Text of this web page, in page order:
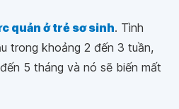
quản ở trẻ sơ sinh. Tình
trong khoảng 2 đến 3 tuần,
5 tháng và nó sẽ biến mất